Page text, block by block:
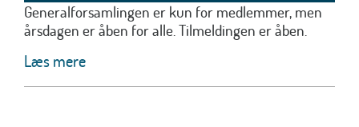
Generalforsamlingen er kun for medlemmer, men
årsdagen er åben for alle. Tilmeldingen er åben.
Læs mere